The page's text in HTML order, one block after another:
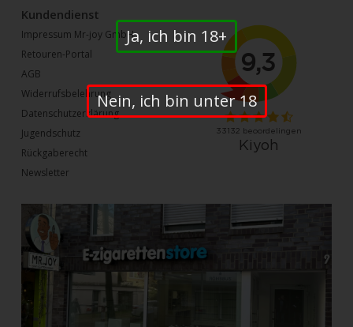
Kundendienst
Impressum Mr-joy GmbH
Retouren-Portal
AGB
Widerrufsbelehrung
Datenschutzerklärung
Jugendschutz
Rückgaberecht
Newsletter
Ja, ich bin 18+
Nein, ich bin unter 18